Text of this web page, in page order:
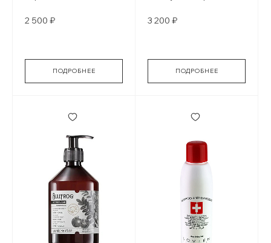
2 500 ₽
ПОДРОБНЕЕ
3 200 ₽
ПОДРОБНЕЕ